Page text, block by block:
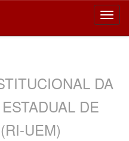
DA
DE
UEM)